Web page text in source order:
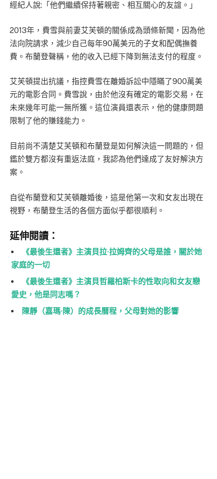
經紀人說:「他們繼續保持著親密、相互關心的友誼。」
2013年，費雪與前妻艾芙頓的關係成為頭條新聞，因為他
法向院請求，減少自己每年90萬美元的子女和配偶撫養
費。布蘭登聲稱，他的收入已經下降到無法支付的程度。
艾芙頓提出抗議，指控費雪在離婚訴訟中隱瞞了900萬美
元的電影合同。費雪說，由於他沒有確定的電影交易，在
未來幾年可能一無所獲。這位演員還表示，他的健康問題
限制了他的賺錢能力。
目前尚不清楚艾芙頓和布蘭登是如何解決這一問題的，但
鑑於雙方都沒有重返法庭，我認為他們達成了友好解決方
案。
自從布蘭登和艾芙頓離婚後，這是他第一次和女友出現在
視野，布蘭登生活的各個方面似乎都很順利。
延伸閱讀：
《最後生還者》主演貝拉·拉姆齊的父母是誰，關於她
家庭的一切
《最後生還者》主演貝哲羅柏斯卡的性取向和女友戀
愛史，他是同志嗎？
陳靜（嘉瑪·陳）的成長曆程，父母對她的影響